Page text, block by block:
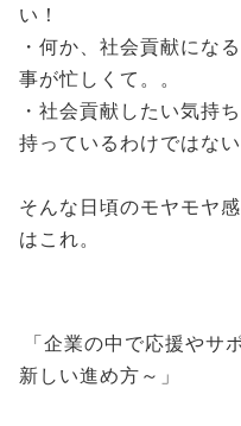
い！
・何か、社会貢献にな
事が忙しくて。。
・社会貢献したい気持
持っているわけではない
そんな日頃のモヤモヤ
はこれ。
「企業の中で応援やサ
新しい進め方～」